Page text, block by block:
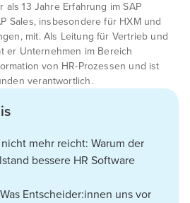
13 Jahre Erfahrung im SAP
Sales, insbesondere für HXM und
mit. Als Leitung für Vertrieb und
er Unternehmen im Bereich
von HR-Prozessen und ist
verantwortlich.
nicht mehr reicht: Warum der
bessere HR Software
Entscheider:innen uns vor